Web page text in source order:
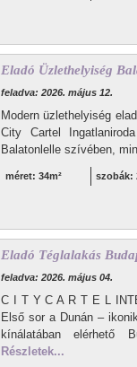
Eladó Üzlethelyiség
feladva: 2026. május 12.
Modern üzlethelyiség
City Cartel
Balatonlelle szívében,
méret: 34m² szobák:
Eladó Téglalakás
feladva: 2026. május 04.
C I T Y C A R T E L
Első sor a Dunán –
kínálatában elérhető
Részletek...